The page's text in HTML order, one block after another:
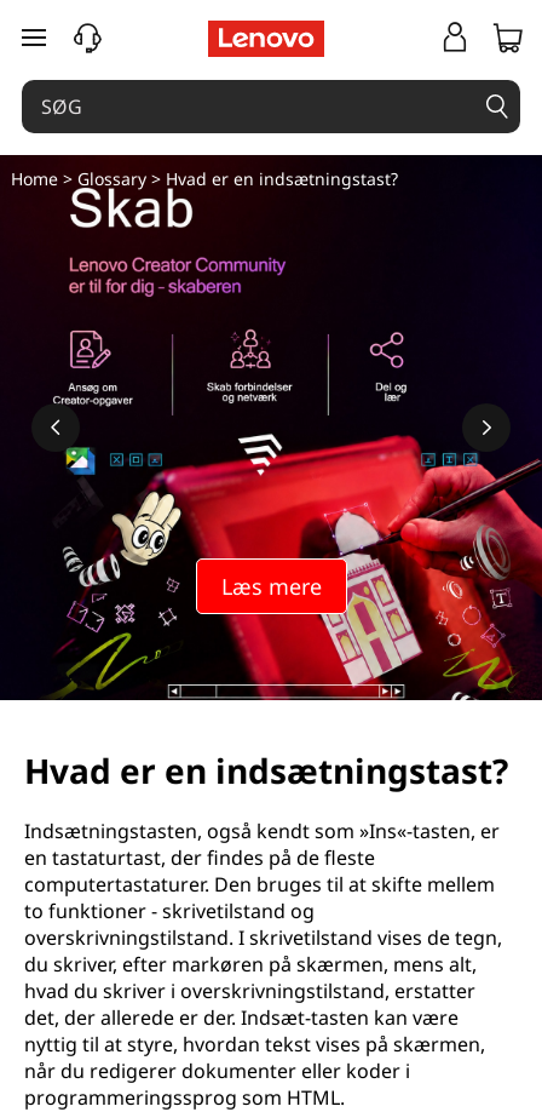
spring til hovedindhold
Læs mere
Home> Glossary> Hvad er en indsætningstast?
Hvad er en indsætningstast?
Indsætningstasten, også kendt som »Ins«-tasten, er
en tastaturtast, der findes på de fleste
computertastaturer. Den bruges til at skifte mellem
to funktioner - skrivetilstand og
overskrivningstilstand. I skrivetilstand vises de tegn,
du skriver, efter markøren på skærmen, mens alt,
hvad du skriver i overskrivningstilstand, erstatter
det, der allerede er der. Indsæt-tasten kan være
nyttig til at styre, hvordan tekst vises på skærmen,
når du redigerer dokumenter eller koder i
programmeringssprog som HTML.